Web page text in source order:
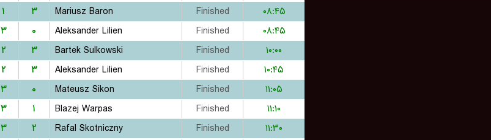
۱ ۳ Mariusz Baron Finished
۰۸:۴۵
۳ ۰ Aleksander Lilien Finished
۰۸:۴۵
۲ ۳ Bartek Sulkowski Finished
۱۰:۰۰
۲ ۳ Aleksander Lilien Finished
۱۰:۴۵
۳ ۰ Mateusz Sikon Finished
۱۱:۰۵
۳ ۱ Blazej Warpas Finished
۱۱:۱۰
۳ ۲ Rafal Skotniczny Finished
۱۱:۳۰